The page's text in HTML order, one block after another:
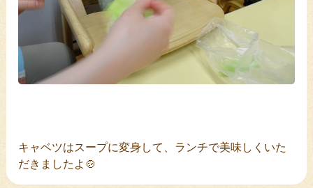
キャベツはスープに変身して、ランチで美味しくいた
だきましたよ🍲